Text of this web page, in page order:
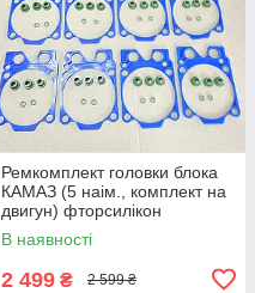
Ремкомплект головки блока
КАМАЗ (5 наім., комплект на
двигун) фторсилікон
(TEMPEST) 7405.1002008-
05SF
В наявності
2 499 ₴ 2 599 ₴